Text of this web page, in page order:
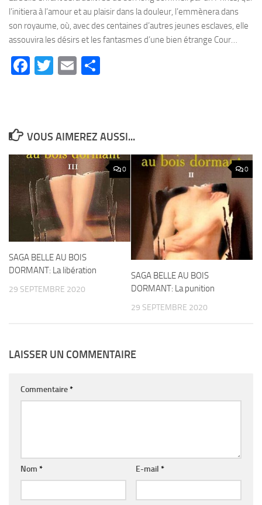
l’initiera à l’amour et au plaisir dans la douleur, l’emmènera dans
son royaume, où, avec des centaines d’autres jeunes esclaves, elle
assouvira les désirs et les fantasmes d’une bien étrange Cour…
Facebook
Twitter
Email
VOUS AIMEREZ AUSSI...
0
SAGA BELLE AU BOIS
DORMANT: La libération
29 SEPTEMBRE 2020
0
SAGA BELLE AU BOIS
DORMANT: La punition
29 SEPTEMBRE 2020
LAISSER UN COMMENTAIRE
Commentaire*
Nom * E-mail *